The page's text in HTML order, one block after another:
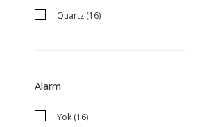
Quartz (16)
Alarm
Yok (16)